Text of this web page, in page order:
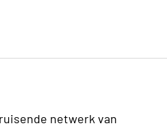
netwerk van